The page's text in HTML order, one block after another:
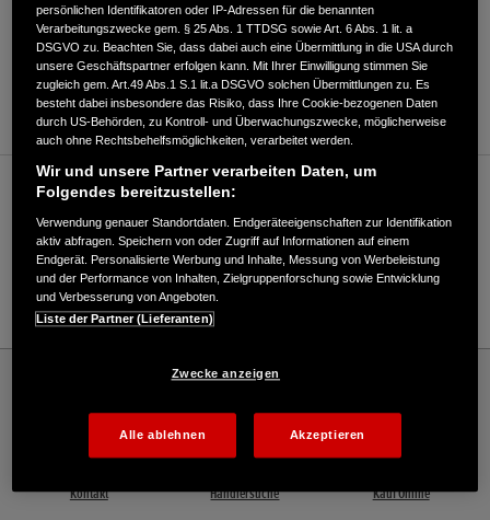
ANFAHRTSBESCHREIBUNG ANFORDERN
WEBSITE
Verkauf / Kundendienst
05308/93020
E-Mail
Deutschland Offizielle Website | The Power of Dreams
Kontakt Händlersuche Kauf Online
persönlichen Identifikatoren oder IP-Adressen für die benannten
Verarbeitungszwecke gem. § 25 Abs. 1 TTDSG sowie Art. 6 Abs. 1 lit. a
DSGVO zu. Beachten Sie, dass dabei auch eine Übermittlung in die USA durch
unsere Geschäftspartner erfolgen kann. Mit Ihrer Einwilligung stimmen Sie
zugleich gem. Art.49 Abs.1 S.1 lit.a DSGVO solchen Übermittlungen zu. Es
besteht dabei insbesondere das Risiko, dass Ihre Cookie-bezogenen Daten
durch US-Behörden, zu Kontroll- und Überwachungszwecke, möglicherweise
auch ohne Rechtsbehelfsmöglichkeiten, verarbeitet werden.
Wir und unsere Partner verarbeiten Daten, um
Folgendes bereitzustellen:
Verwendung genauer Standortdaten. Endgeräteeigenschaften zur Identifikation
aktiv abfragen. Speichern von oder Zugriff auf Informationen auf einem
Endgerät. Personalisierte Werbung und Inhalte, Messung von Werbeleistung
und der Performance von Inhalten, Zielgruppenforschung sowie Entwicklung
und Verbesserung von Angeboten.
Liste der Partner (Lieferanten)
Zwecke anzeigen
Alle ablehnen Akzeptieren